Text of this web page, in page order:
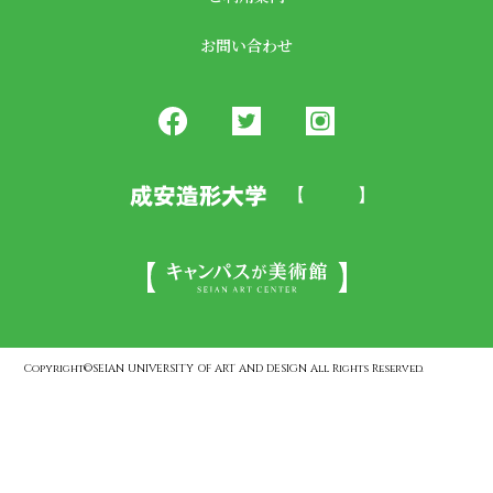
お問い合わせ
Copyright©SEIAN UNIVERSITY OF ART AND DESIGN All Rights Reserved.